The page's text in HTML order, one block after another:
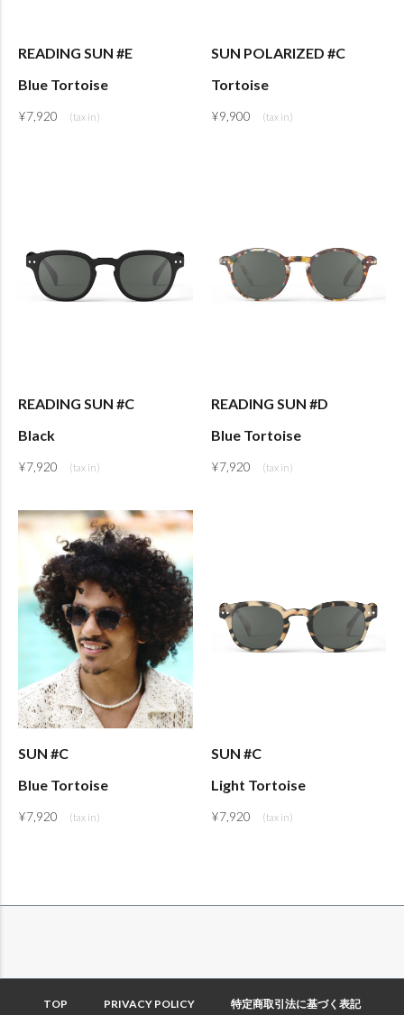
READING SUN #E
Blue Tortoise
¥7,920
SUN POLARIZED #C
Tortoise
¥9,900
READING SUN #C
Black
¥7,920
READING SUN #D
Blue Tortoise
¥7,920
SUN #C
Blue Tortoise
¥7,920
SUN #C
Light Tortoise
¥7,920
TOP PRIVACY POLICY 特定商取引法に基づく表記